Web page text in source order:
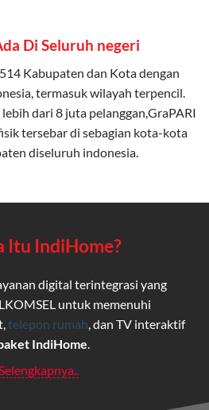
Di Seluruh negeri
Kabupaten dan Kota dengan
termasuk wilayah terpencil.
dari 8 juta pelanggan,GraPARI
tersebar di sebagian kota-kota
diseluruh indonesia.
Itu IndiHome?
digital terintegrasi yang
untuk memenuhi
telepon rumah , dan TV interaktif
IndiHome
ini dirancang untuk
Selengkapnya..